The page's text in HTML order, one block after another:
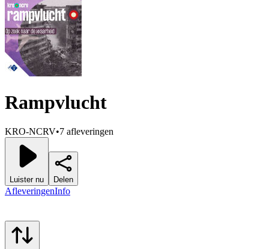
Rampvlucht
KRO-NCRV•7 afleveringen
Luister nu Delen
AfleveringenInfo